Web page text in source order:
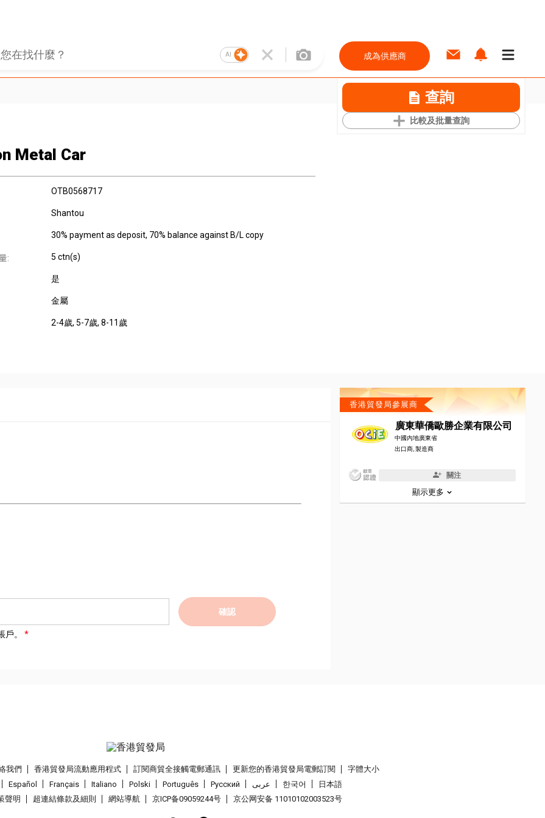
AI 成為供應商
查詢
比較及批量查詢
Metal Car
OTB0568717
Shantou
30% payment as deposit, 70% balance against B/L copy
: 5 ctn(s)
是
金屬
2-4歲, 5-7歲, 8-11歲
確認
。
香港貿發局參展商
廣東華僑歐勝企業有限公司
中國內地廣東省
出口商, 製造商
關注
顯示更多
我們 香港貿發局流動應用程式 訂閱商貿全接觸電郵通訊 更新您的香港貿發局電郵訂閱
字體大小
Español Français Italiano Polski Português Pусский عربى 한국어
日本語
聲明 超連結條款及細則 網站導航 京ICP备09059244号 京公网安备 11010102003523号